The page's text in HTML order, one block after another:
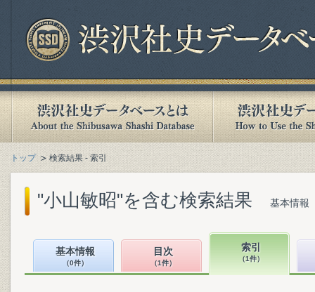
トップ 検索結果 - 索引
"小山敏昭"を含む検索結果 基本情報
基本情報
（0件）
目次
（1件）
索引
（1件）